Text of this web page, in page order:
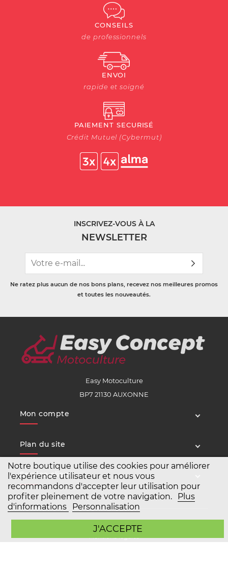
Notre boutique utilise des cookies pour améliorer
l'expérience utilisateur et nous vous
recommandons d'accepter leur utilisation pour
profiter pleinement de votre navigation.
Plus
d'informations
Personnalisation
J'ACCEPTE
CONSEILS
de professionnels
ENVOI
rapide et soigné
PAIEMENT SECURISÉ
Crédit Mutuel (Cybermut)
INSCRIVEZ-VOUS À LA
NEWSLETTER
Ne ratez plus aucun de nos bons plans, recevez nos meilleures promos
et toutes les nouveautés.
Easy Motoculture
BP7 21130 AUXONNE
Mon compte
Plan du site
Service client
Mentions légales